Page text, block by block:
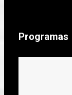
Programas